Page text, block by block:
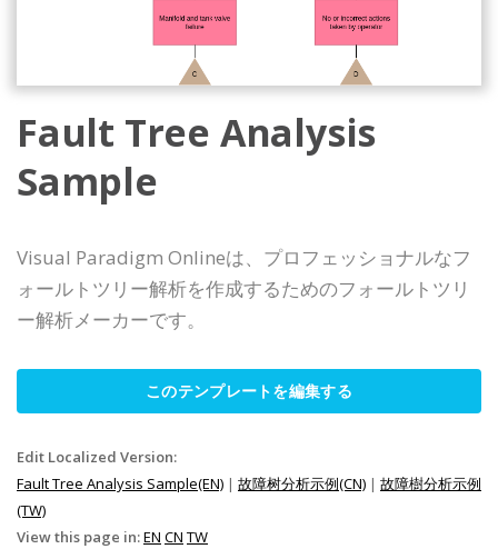
Fault Tree Analysis
Sample
Visual Paradigm Onlineは、プロフェッショナルなフ
ォールトツリー解析を作成するためのフォールトツリ
ー解析メーカーです。
このテンプレートを編集する
Edit Localized Version:
Fault Tree Analysis Sample(EN) | 故障树分析示例(CN) | 故障樹分析示例
(TW)
View this page in:EN CN TW